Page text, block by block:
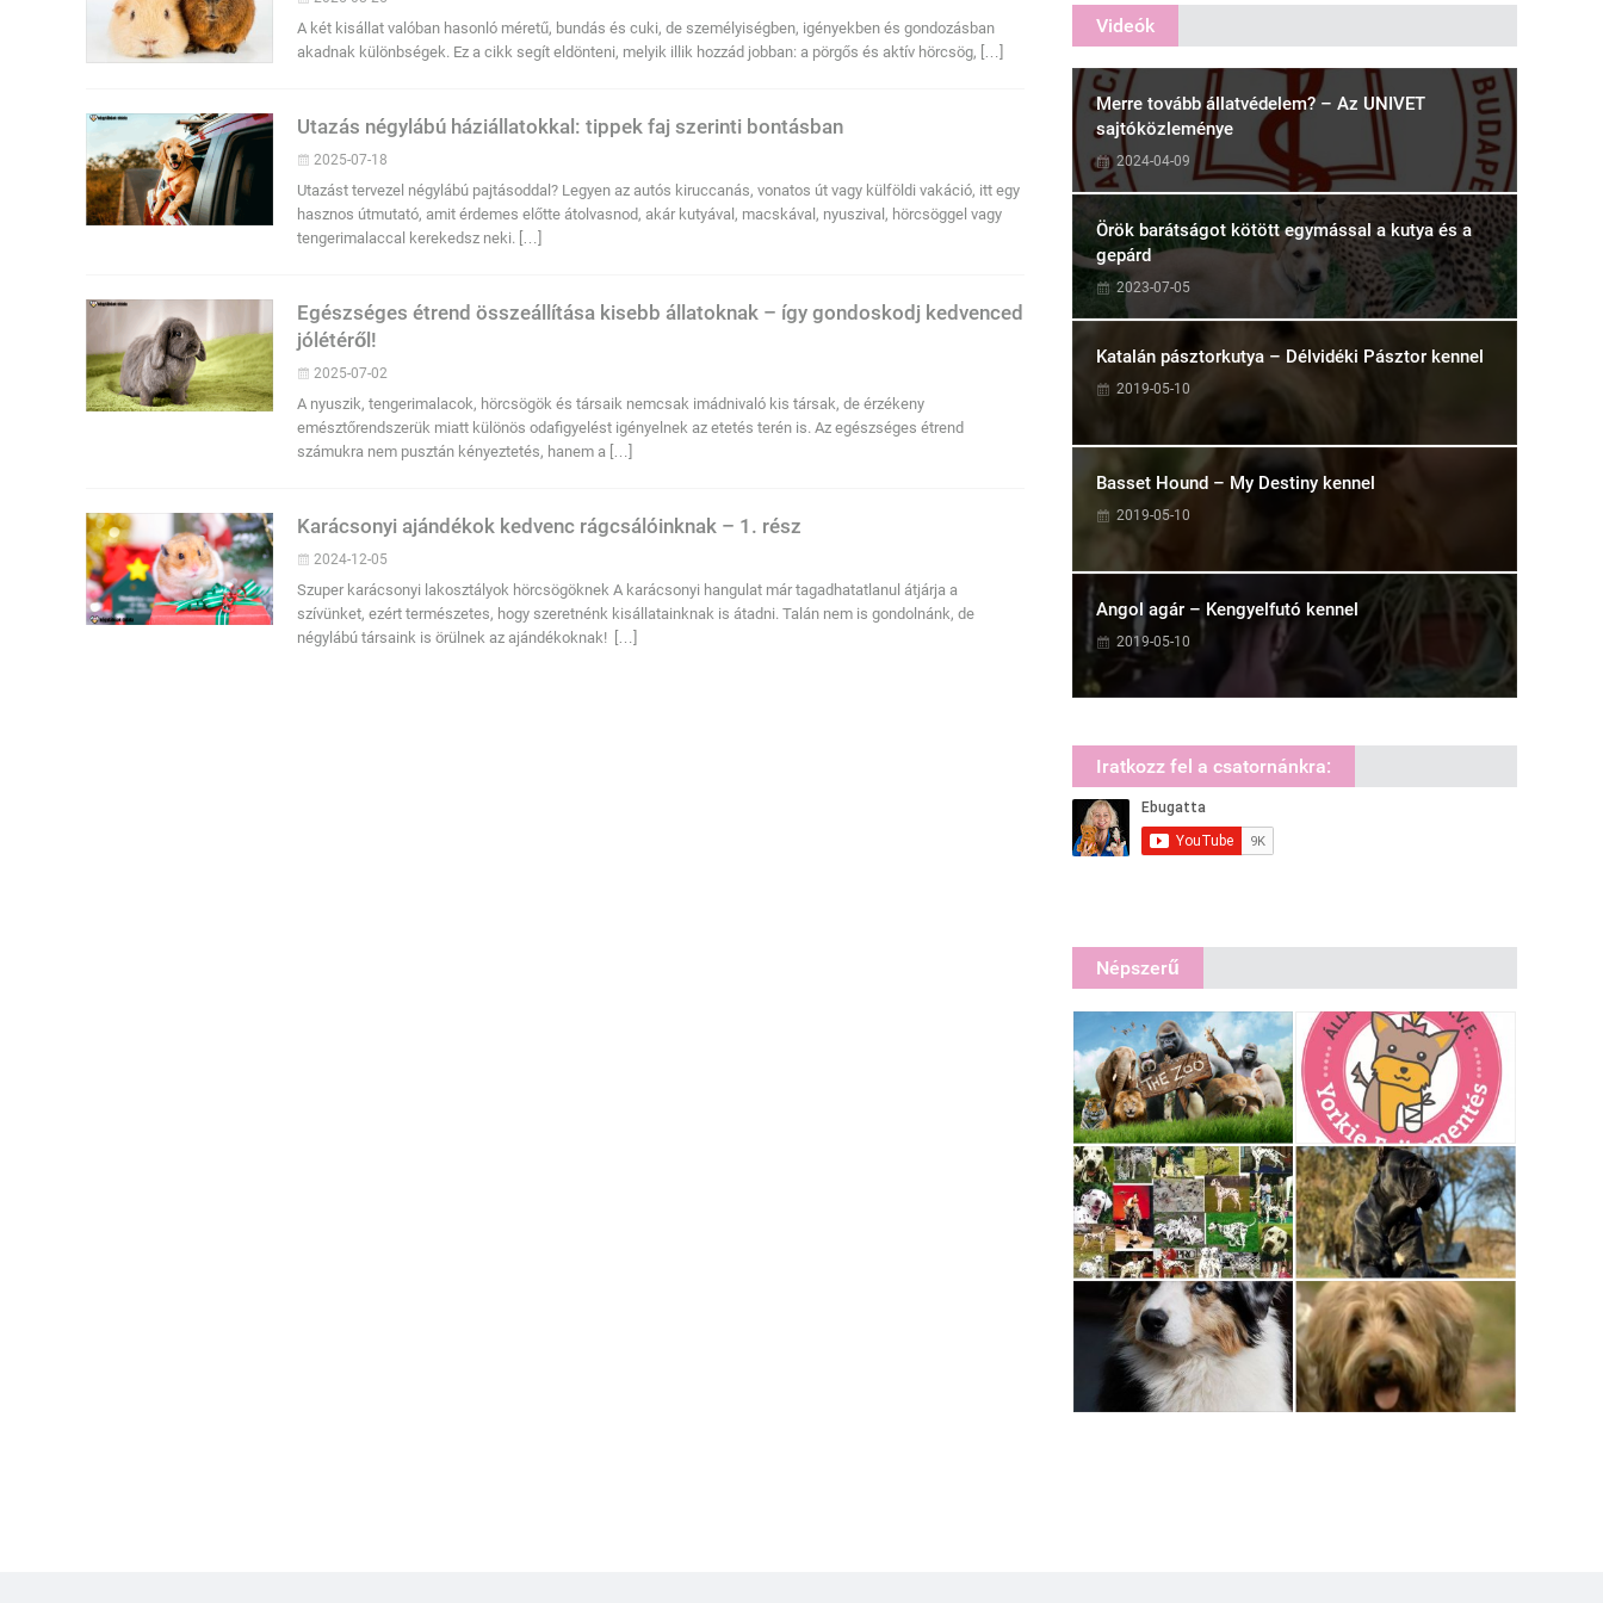
A két kisállat valóban hasonló méretű, bundás és cuki, de személyiségben, igényekben és gondozásban
akadnak különbségek. Ez a cikk segít eldönteni, melyik illik hozzád jobban: a pörgős és aktív hörcsög, […]
Utazás négylábú háziállatokkal: tippek faj szerinti bontásban
2025-07-18
Utazást tervezel négylábú pajtásoddal? Legyen az autós kiruccanás, vonatos út vagy külföldi vakáció, itt egy
hasznos útmutató, amit érdemes előtte átolvasnod, akár kutyával, macskával, nyuszival, hörcsöggel vagy
tengerimalaccal kerekedsz neki. […]
Egészséges étrend összeállítása kisebb állatoknak – így gondoskodj kedvenced
jólétéről!
2025-07-02
A nyuszik, tengerimalacok, hörcsögök és társaik nemcsak imádnivaló kis társak, de érzékeny
emésztőrendszerük miatt különös odafigyelést igényelnek az etetés terén is. Az egészséges étrend
számukra nem pusztán kényeztetés, hanem a […]
Karácsonyi ajándékok kedvenc rágcsálóinknak – 1. rész
2024-12-05
Szuper karácsonyi lakosztályok hörcsögöknek A karácsonyi hangulat már tagadhatatlanul átjárja a
szívünket, ezért természetes, hogy szeretnénk kisállatainknak is átadni. Talán nem is gondolnánk, de
négylábú társaink is örülnek az ajándékoknak! […]
Videók
Merre tovább állatvédelem? – Az UNIVET
sajtóközleménye
2024-04-09
Örök barátságot kötött egymással a kutya és a
gepárd
2023-07-05
Katalán pásztorkutya – Délvidéki Pásztor kennel
2019-05-10
Basset Hound – My Destiny kennel
2019-05-10
Angol agár – Kengyelfutó kennel
2019-05-10
Iratkozz fel a csatornánkra:
Népszerű